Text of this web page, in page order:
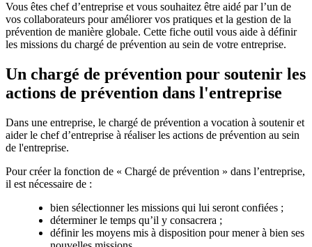
Vous êtes chef d’entreprise et vous souhaitez être aidé par l’un de
vos collaborateurs pour améliorer vos pratiques et la gestion de la
prévention de manière globale. Cette fiche outil vous aide à définir
les missions du chargé de prévention au sein de votre entreprise.
Un chargé de prévention pour soutenir les
actions de prévention dans l'entreprise
Dans une entreprise, le chargé de prévention a vocation à soutenir et
aider le chef d’entreprise à réaliser les actions de prévention au sein
de l'entreprise.
Pour créer la fonction de « Chargé de prévention » dans l’entreprise,
il est nécessaire de :
bien sélectionner les missions qui lui seront confiées ;
déterminer le temps qu’il y consacrera ;
définir les moyens mis à disposition pour mener à bien ses